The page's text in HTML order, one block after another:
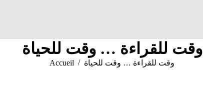
وقت للقراءة … وقت للحياة
Vous êtes ici :
Accueil وقت للقراءة … وقت للحياة